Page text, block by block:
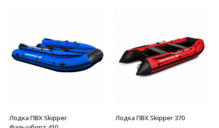
Лодка ПВХ Skipper
Лодка ПВХ Skipper 370